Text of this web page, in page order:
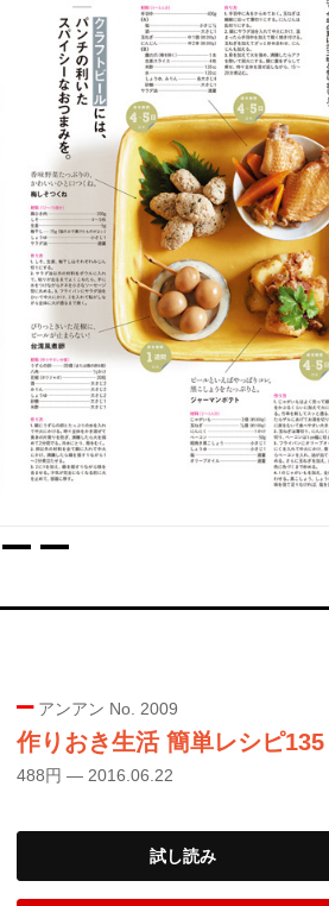
アンアン No. 2009
作りおき生活 簡単レシピ135
488円 — 2016.06.22
試し読み